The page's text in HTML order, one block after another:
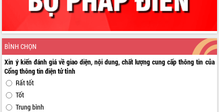
BÌNH CHỌN
Xin ý kiến đánh giá về giao diện, nội dung, chất lượng cung cấp thông tin của
Cổng thông tin điện tử tỉnh
Rất tốt
Tốt
Trung bình